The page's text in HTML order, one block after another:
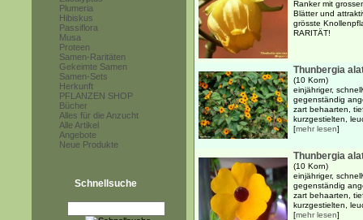
Plumeria
Hibiskus
Passiflora
Musa
Proteen
Samen-Raritäten
Gekeimte Samen
Samen-Sets
Herkunft
PFLANZEN SHOP
Bücher
Alles für die Anzucht
Alle Artikel
Angebote
Neue Produkte
Schnellsuche
Ranker mit
Blätter und
grösste
RARITÄT!
Thunbergia
(10 Korn)
einjähriger,
gegenständig
zart behaarten,
kurzgestielten,
[mehr lesen]
Thunbergia
(10 Korn)
einjähriger,
gegenständig
zart behaarten,
kurzgestielten,
[mehr lesen]